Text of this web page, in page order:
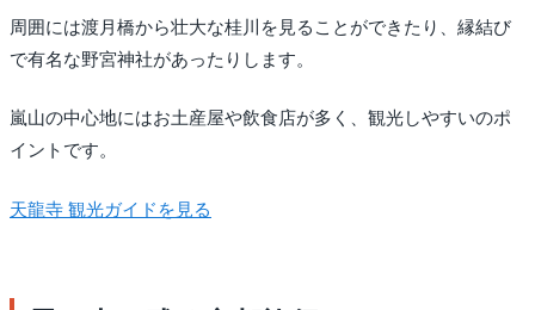
周囲には渡月橋から壮大な桂川を見ることができたり、縁結び
で有名な野宮神社があったりします。
嵐山の中心地にはお土産屋や飲食店が多く、観光しやすいのポ
イントです。
天龍寺 観光ガイドを見る